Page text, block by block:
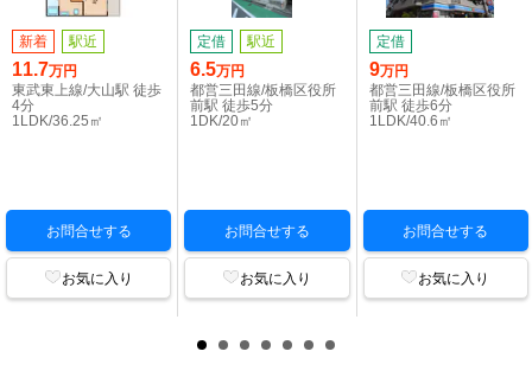
新着 駅近
11.7万円
東武東上線/大山駅 徒歩
4分
1LDK/36.25㎡
お問合せする
お気に入り
定借 駅近
6.5万円
都営三田線/板橋区役所
前駅 徒歩5分
1DK/20㎡
お問合せする
お気に入り
定借
9万円
都営三田線/板橋区役所
前駅 徒歩6分
1LDK/40.6㎡
お問合せする
お気に入り